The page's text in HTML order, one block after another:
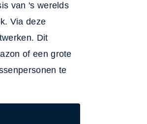
van 's werelds
Via deze
Dit
of een grote
te